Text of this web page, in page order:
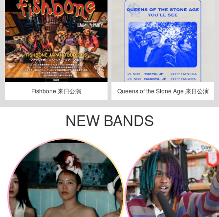
Fishbone 来日公演 Queens of the Stone Age 来日公演
NEW BANDS